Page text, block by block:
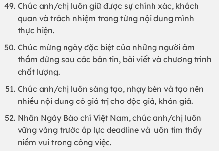
Chúc anh/chị luôn giữ được sự chính xác, khách
quan và trách nhiệm trong từng nội dung mình
thực hiện.
Chúc mừng ngày đặc biệt của những người âm
thầm đứng sau các bản tin, bài viết và chương trình
chất lượng.
Chúc anh/chị luôn sáng tạo, nhạy bén và tạo nên
nhiều nội dung có giá trị cho độc giả, khán giả.
Nhân Ngày Báo chí Việt Nam, chúc anh/chị luôn
vững vàng trước áp lực deadline và luôn tìm thấy
niềm vui trong công việc.